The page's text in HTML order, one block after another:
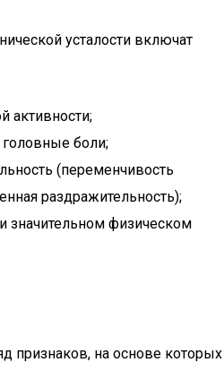
усталости включат
активности;
боли;
(переменчивость
раздражительность);
значительном физическом
признаков, на основе которых